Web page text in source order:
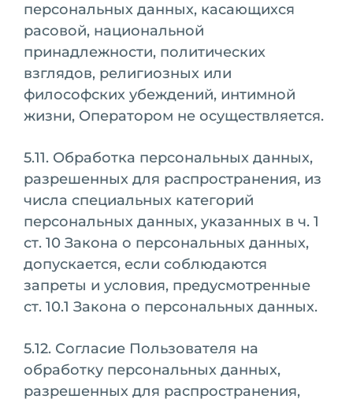
персональных данных, касающихся
расовой, национальной
принадлежности, политических
взглядов, религиозных или
философских убеждений, интимной
жизни, Оператором не осуществляется.
5.11. Обработка персональных данных,
разрешенных для распространения, из
числа специальных категорий
персональных данных, указанных в ч. 1
ст. 10 Закона о персональных данных,
допускается, если соблюдаются
запреты и условия, предусмотренные
ст. 10.1 Закона о персональных данных.
5.12. Согласие Пользователя на
обработку персональных данных,
разрешенных для распространения,